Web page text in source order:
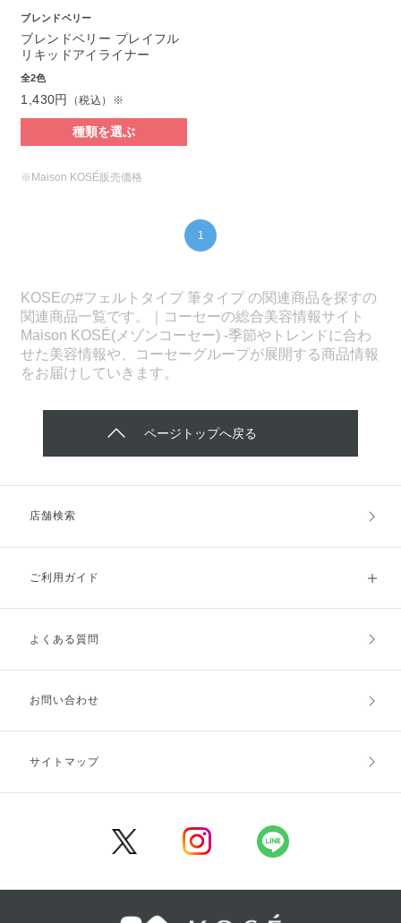
ブレンドベリー
ブレンドベリー プレイフル
リキッドアイライナー
全2色
1,430円 （税込）※
種類を選ぶ
※Maison KOSÉ販売価格
1
KOSEの#フェルトタイプ 筆タイプ の関連商品を探すの
関連商品一覧です。｜コーセーの総合美容情報サイト
Maison KOSÉ(メゾンコーセー) -季節やトレンドに合わ
せた美容情報や、コーセーグループが展開する商品情報
をお届けしていきます。
ページトップへ戻る
店舗検索
ご利用ガイド
ご利用ガイドトップ
お支払方法
キャンセル・返品・交換
よくある質問
お問い合わせ
サイトマップ